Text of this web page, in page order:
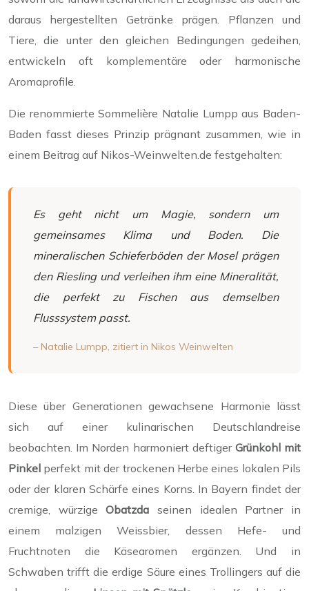
daraus hergestellten Getränke prägen. Pflanzen und
Tiere, die unter den gleichen Bedingungen gedeihen,
entwickeln oft komplementäre oder harmonische
Aromaprofile.
Die renommierte Sommelière Natalie Lumpp aus Baden-
Baden fasst dieses Prinzip prägnant zusammen, wie in
einem Beitrag auf Nikos-Weinwelten.de festgehalten:
Es geht nicht um Magie, sondern um
gemeinsames Klima und Boden. Die
mineralischen Schieferböden der Mosel prägen
den Riesling und verleihen ihm eine Mineralität,
die perfekt zu Fischen aus demselben
Flusssystem passt.
– Natalie Lumpp, zitiert in Nikos Weinwelten
Diese über Generationen gewachsene Harmonie lässt
sich auf einer kulinarischen Deutschlandreise
beobachten. Im Norden harmoniert deftiger Grünkohl mit
Pinkel perfekt mit der trockenen Herbe eines lokalen Pils
oder der klaren Schärfe eines Korns. In Bayern findet der
cremige, würzigeObatzda seinen idealen Partner in
einem malzigen Weissbier, dessen Hefe- und
Fruchtnoten die Käsearomen ergänzen. Und in
Schwaben trifft die erdige Säure eines Trollingers auf die